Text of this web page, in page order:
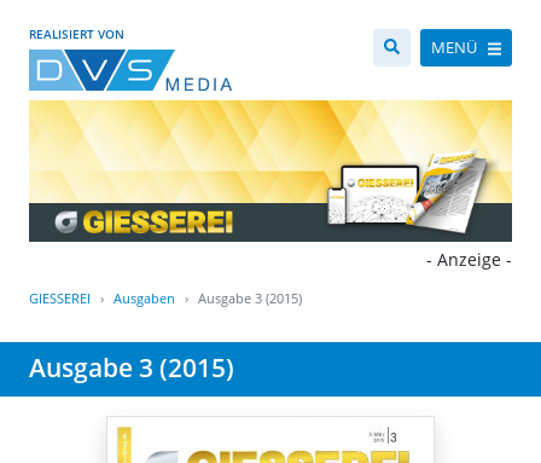
REALISIERT VON
MENÜ
- Anzeige -
GIESSEREI Ausgaben Ausgabe 3 (2015)
Ausgabe 3 (2015)